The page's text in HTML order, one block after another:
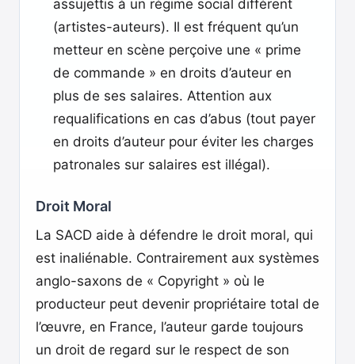
assujettis à un régime social différent
(artistes-auteurs). Il est fréquent qu’un
metteur en scène perçoive une « prime
de commande » en droits d’auteur en
plus de ses salaires. Attention aux
requalifications en cas d’abus (tout payer
en droits d’auteur pour éviter les charges
patronales sur salaires est illégal).
Droit Moral
La SACD aide à défendre le droit moral, qui
est inaliénable. Contrairement aux systèmes
anglo-saxons de « Copyright » où le
producteur peut devenir propriétaire total de
l’œuvre, en France, l’auteur garde toujours
un droit de regard sur le respect de son